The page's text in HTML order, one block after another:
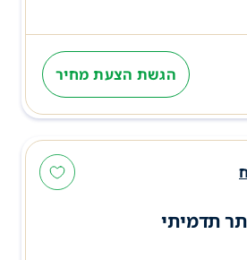
הגשת הצעת מחיר
תדמיתי